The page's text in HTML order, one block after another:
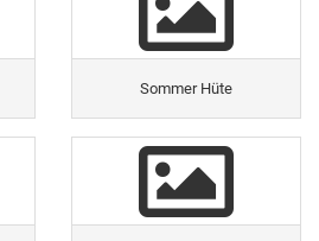
Sommer Hüte